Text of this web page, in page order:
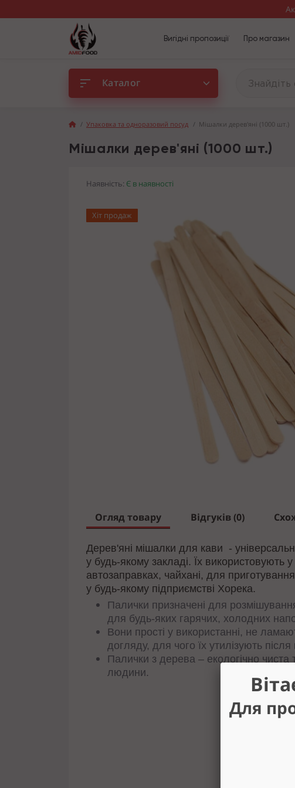
Вигідні пропозиції Про магазин
Каталог
Упаковка та одноразовий посуд Мішалки дерев'яні (1000 шт.)
Мішалки дерев'яні (1000 шт.)
Наявність: Є в наявності
Хіт продаж
Огляд товару Відгуків (0)
Дерев'яні мішалки для кави -
у будь-якому закладі. Їх використовують
автозаправках, чайхані, для
у будь-якому підприємстві Хорека.
Палички призначені для
для будь-яких гарячих, холодних
Вони прості у використанні, не
догляду, для чого їх утилізують
Палички з дерева – екологічно
людини.
Для